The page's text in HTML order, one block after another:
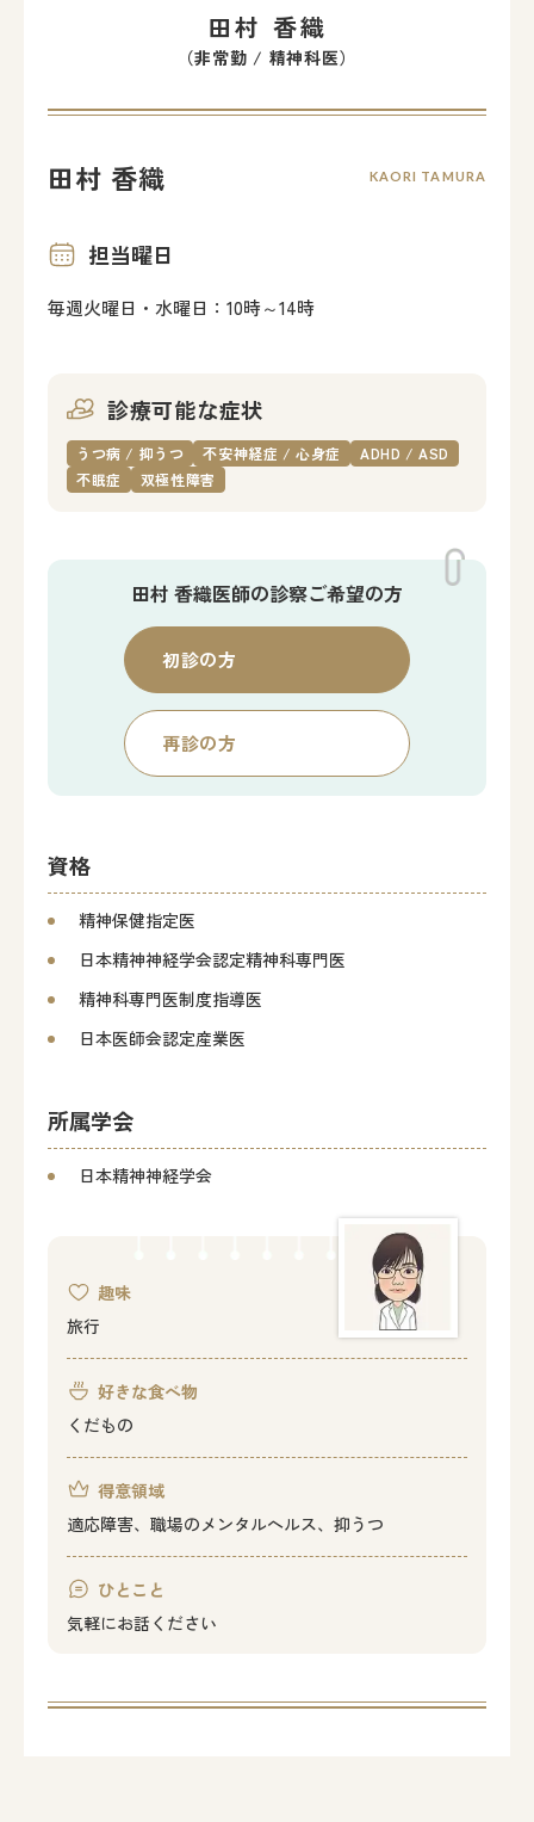
田村 香織
（非常勤 / 精神科医）
田村 香織 KAORI TAMURA
資格
精神保健指定医
日本精神神経学会認定精神科専門医
精神科専門医制度指導医
日本医師会認定産業医
所属学会
日本精神神経学会
趣味
旅行
好きな食べ物
くだもの
得意領域
適応障害、職場のメンタルヘルス、抑うつ
ひとこと
気軽にお話ください
担当曜日
毎週火曜日・水曜日：10時～14時
診療可能な症状
うつ病 / 抑うつ 不安神経症 / 心身症
ADHD / ASD
不眠症
双極性障害
田村 香織医師の診察ご希望の方
初診の方
再診の方